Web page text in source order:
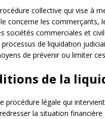
collective qui vise à
concerne les commerçants,
sociétés commerciales et
de liquidation
de prévenir ou limiter
de la
procédure légale qui
la situation